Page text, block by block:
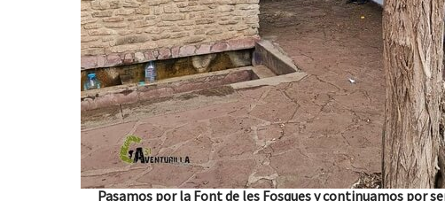
Pasamos por la Font de les Fosques y continuamos por